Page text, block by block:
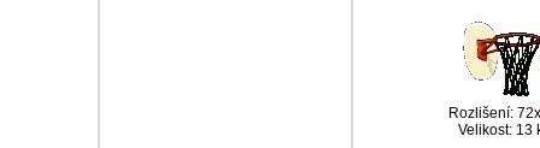
Rozlišení:
Velikost: 13